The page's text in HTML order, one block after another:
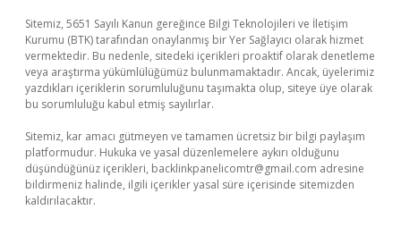
Sitemiz, 5651 Sayılı Kanun gereğince Bilgi Teknolojileri ve İletişim
Kurumu (BTK) tarafından onaylanmış bir Yer Sağlayıcı olarak hizmet
vermektedir. Bu nedenle, sitedeki içerikleri proaktif olarak denetleme
veya araştırma yükümlülüğümüz bulunmamaktadır. Ancak, üyelerimiz
yazdıkları içeriklerin sorumluluğunu taşımakta olup, siteye üye olarak
bu sorumluluğu kabul etmiş sayılırlar.
Sitemiz, kar amacı gütmeyen ve tamamen ücretsiz bir bilgi paylaşım
platformudur. Hukuka ve yasal düzenlemelere aykırı olduğunu
düşündüğünüz içerikleri, backlinkpanelicomtr@gmail.com adresine
bildirmeniz halinde, ilgili içerikler yasal süre içerisinde sitemizden
kaldırılacaktır.